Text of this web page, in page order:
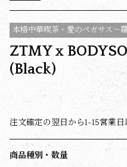
本格中華喫茶・愛のペガサス～
ZTMY x
(Black)
注文確定の翌日から1-15営業日
商品種別・数量